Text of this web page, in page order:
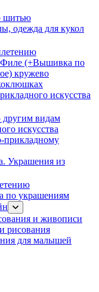
шитью
одежда для кукол
(+Вышивка по
кружево
искусства
видам
искусства
прикладному
Украшения из
по украшениям
и живописи
рисования
для малышей